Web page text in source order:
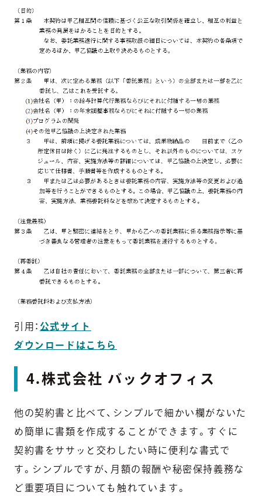
引用： 公式サイト
ダウンロードはこちら
4.株式会社 バックオフィス
他の契約書と比べて、シンプルで細かい欄がないた
め簡単に書類を作成することができます。すぐに
契約書をササッと交わしたい時に便利な書式で
す。シンプルですが、月額の報酬や秘密保持義務な
ど重要項目についても触れています。